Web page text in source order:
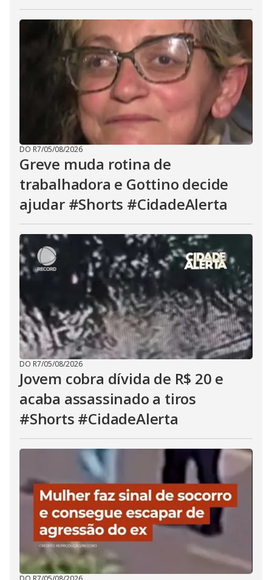
DO R7/05/08/2026
Greve muda rotina de
trabalhadora e Gottino decide
ajudar #Shorts #CidadeAlerta
DO R7/05/08/2026
Jovem cobra dívida de R$ 20 e
acaba assassinado a tiros
#Shorts #CidadeAlerta